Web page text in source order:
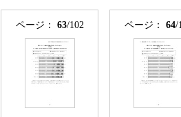
ページ： 63/102 ページ： 64/